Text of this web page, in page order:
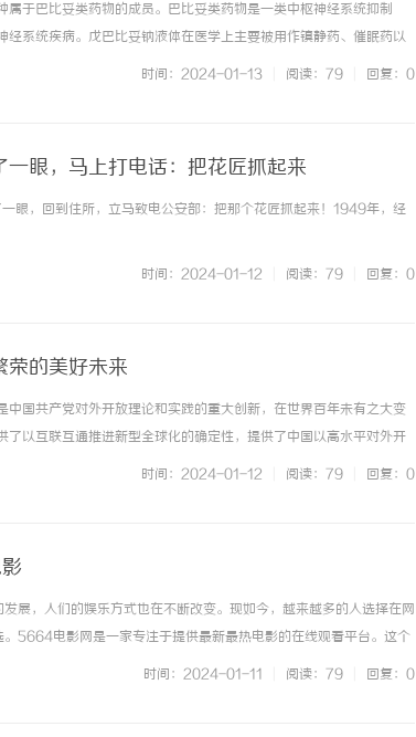
于巴比妥类药物的成员。巴比妥类药物是一类中枢神经系统抑制
系统疾病。戊巴比妥钠液体在医学上主要被用作镇静药、催眠药以
GABA（γ-氨基丁酸）的抑制作用，从而减缓神经冲动的传导，产
时间：2024-01-13 阅读：79 回复：0
眼，马上打电话：把花匠抓起来
眼，回到住所，立马致电公安部：把那个花匠抓起来！1949年，经
时间：2024-01-12 阅读：79 回复：0
的美好未来
国共产党对外开放理论和实践的重大创新，在世界百年未有之大变
以互联互通推进新型全球化的确定性，提供了中国以高水平对外开
成为深受欢迎的国际公共产品和国际合作平台。开放是人类文明进
时间：2024-01-12 阅读：79 回复：0
展，人们的娱乐方式也在不断改变。现如今，越来越多的人选择在网
5664电影网是一家专注于提供最新最热电影的在线观看平台。这个
。用户只需注册一个账号，就可以随时随地观看最喜欢的电影。在
时间：2024-01-11 阅读：79 回复：0